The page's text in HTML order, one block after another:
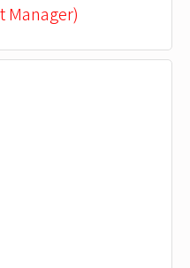
Manager)